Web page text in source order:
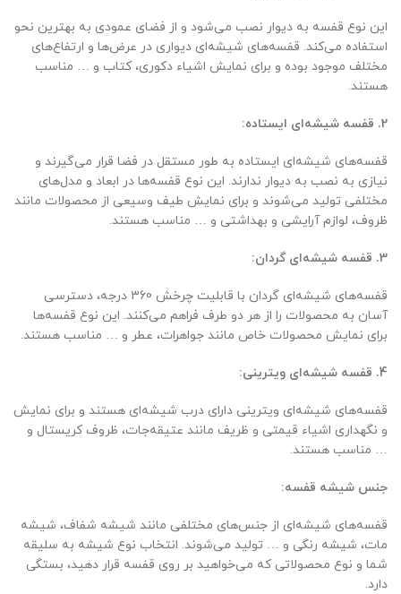
این نوع قفسه به دیوار نصب می‌شود و از فضای عمودی به بهترین نحو
استفاده می‌کند. قفسه‌های شیشه‌ای دیواری در عرض‌ها و ارتفاع‌های
مختلف موجود بوده و برای نمایش اشیاء دکوری، کتاب و … مناسب
هستند.
2. قفسه شیشه‌ای ایستاده:
قفسه‌های شیشه‌ای ایستاده به طور مستقل در فضا قرار می‌گیرند و
نیازی به نصب به دیوار ندارند. این نوع قفسه‌ها در ابعاد و مدل‌های
مختلفی تولید می‌شوند و برای نمایش طیف وسیعی از محصولات مانند
ظروف، لوازم آرایشی و بهداشتی و … مناسب هستند.
3. قفسه شیشه‌ای گردان:
قفسه‌های شیشه‌ای گردان با قابلیت چرخش 360 درجه، دسترسی
آسان به محصولات را از هر دو طرف فراهم می‌کنند. این نوع قفسه‌ها
برای نمایش محصولات خاص مانند جواهرات، عطر و … مناسب هستند.
4. قفسه شیشه‌ای ویترینی:
قفسه‌های شیشه‌ای ویترینی دارای درب شیشه‌ای هستند و برای نمایش
و نگهداری اشیاء قیمتی و ظریف مانند عتیقه‌جات، ظروف کریستال و
… مناسب هستند.
جنس شیشه قفسه:
قفسه‌های شیشه‌ای از جنس‌های مختلفی مانند شیشه شفاف، شیشه
مات، شیشه رنگی و … تولید می‌شوند. انتخاب نوع شیشه به سلیقه
شما و نوع محصولاتی که می‌خواهید بر روی قفسه قرار دهید، بستگی
دارد.